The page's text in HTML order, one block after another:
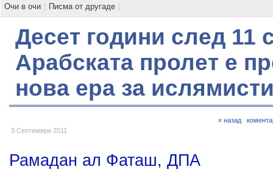
Очи в очи
Писма от другаде
Десет години след 11
Арабската пролет е
нова ера за
3 Септември 2011
« назад
Рамадан ал Фаташ, ДПА